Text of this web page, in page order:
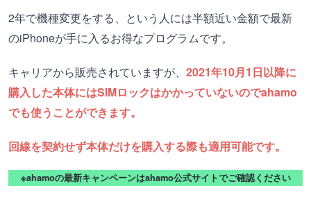
2年で機種変更をする、という人には半額近い金額で最新
のiPhoneが手に入るお得なプログラムです。
キャリアから販売されていますが、 2021年10月1日以降に
購入した本体にはSIMロックはかかっていないのでahamo
でも使うことができます。
回線を契約せず本体だけを購入する際も適用可能です。
※ahamoの最新キャンペーンはahamo公式サイトでご確認ください